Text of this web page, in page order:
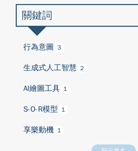
關鍵詞
行為意圖 3
生成式人工智慧 2
AI繪圖工具 1
S-O-R模型 1
享樂動機 1